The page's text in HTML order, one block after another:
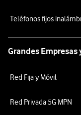
Teléfonos fijos
Grandes
Red Fija y Móvil
Red Privada 5G MPN